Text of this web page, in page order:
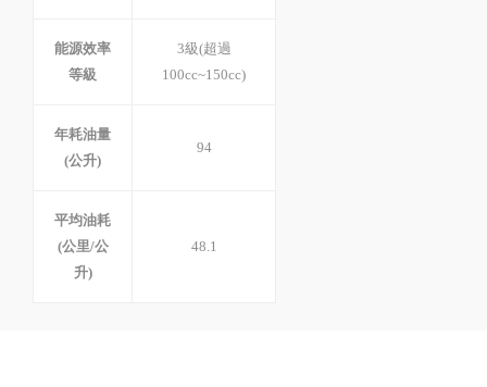
能源效率
等級
3級(超過
100cc~150cc)
年耗油量
(公升)
94
平均油耗
(公里/公
升)
48.1